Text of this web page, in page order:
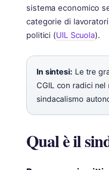
sistema economico
categorie di
politici (UIL Scuola).
In sintesi: Le tre
CGIL con radici nel
sindacalismo
Qual è il